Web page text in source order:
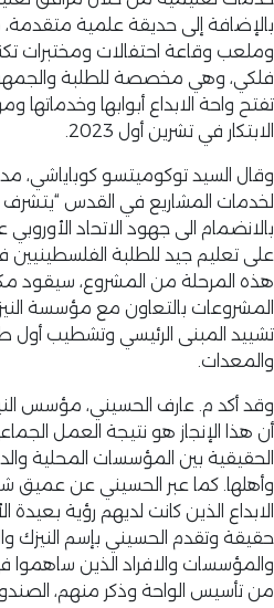
بالإضافة إلى حديقة علمية
وملعب وقاعة احتفالات ومختبرات
فلكي، وهي مخصصة للطلبة
تفتح واحة الابداع أبوابها وخدماتها
الابتكار في تشرين أول 2023.
وقال السيد توكوميتسو كوباياشي،
لخدمات المشاريع في القدس
بالانضمام الى جهود الاتحاد
على تعليم جيد للطلبة الفلسطينيين
هذه المرحلة من المشروع، سيقود
المشروعات بالتعاون مع مؤسسة
تشييد المبنى الرئيسي وتشطيب أول
والمعدات.
وقد أكد م. عارف الحسيني، مؤسس
أن هذا الإنجاز هو نتيجة العمل
الحقيقية بين المؤسسات المحلية
وأهلها. كما عبر الحسيني عن عميق
الابداع الذين كانت لديهم رؤية بعيدة
حقيقة وتقدم الحسيني بإسم النيزك
والمؤسسات والافراد الذين ساهموا
من تأسيس الواحة وذكر منهم،